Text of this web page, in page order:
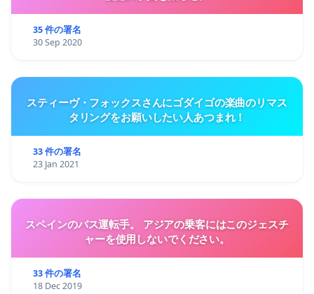
35 件の署名
30 Sep 2020
スティーヴ・フォックスさんにゴダイゴの楽曲のリマス
タリングをお願いしたい人あつまれ！
33 件の署名
23 Jan 2021
スペインのバス運転手。 アジアの乗客にはこのジェスチ
ャーを使用しないでください。
33 件の署名
18 Dec 2019